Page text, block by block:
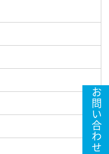
お問い合わせ